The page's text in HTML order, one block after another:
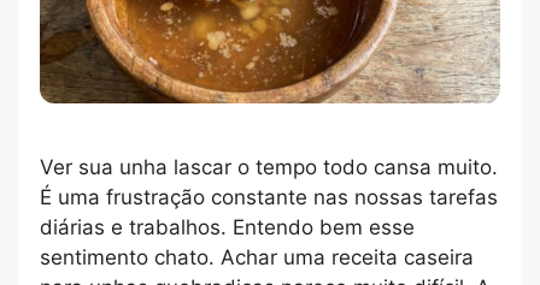
Ver sua unha lascar o tempo todo cansa muito.
É uma frustração constante nas nossas tarefas
diárias e trabalhos. Entendo bem esse
sentimento chato. Achar uma receita caseira